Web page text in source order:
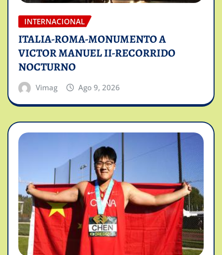
INTERNACIONAL
ITALIA-ROMA-MONUMENTO A
VICTOR MANUEL II-RECORRIDO
NOCTURNO
Vimag Ago 9, 2026